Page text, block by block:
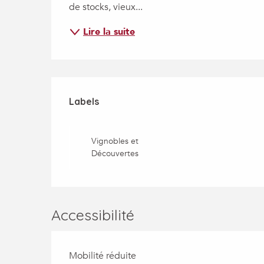
de stocks, vieux...
Lire la suite
Offres de
Labels
Labels
Vignobles et
Découvertes
Accessibilité
Mobilité réduite